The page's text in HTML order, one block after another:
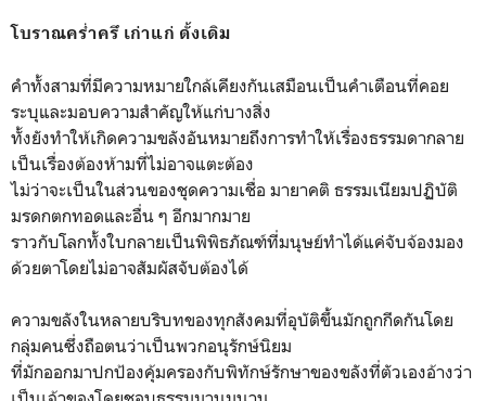
โบราณคร่ำครึ เก่าแก่ ดั้งเดิม
คำทั้งสามที่มีความหมายใกล้เคียงกันเสมือนเป็นคำเตือนที่คอย
ระบุและมอบความสำคัญให้แก่บางสิ่ง
ทั้งยังทำให้เกิดความขลังอันหมายถึงการทำให้เรื่องธรรมดากลาย
เป็นเรื่องต้องห้ามที่ไม่อาจแตะต้อง
ไม่ว่าจะเป็นในส่วนของชุดความเชื่อ มายาคติ ธรรมเนียมปฏิบัติ
มรดกตกทอดและอื่น ๆ อีกมากมาย
ราวกับโลกทั้งใบกลายเป็นพิพิธภัณฑ์ที่มนุษย์ทำได้แค่จับจ้องมอง
ด้วยตาโดยไม่อาจสัมผัสจับต้องได้
ความขลังในหลายบริบทของทุกสังคมที่อุบัติขึ้นมักถูกกีดกันโดย
กลุ่มคนซึ่งถือตนว่าเป็นพวกอนุรักษ์นิยม
ที่มักออกมาปกป้องคุ้มครองกับพิทักษ์รักษาของขลังที่ตัวเองอ้างว่า